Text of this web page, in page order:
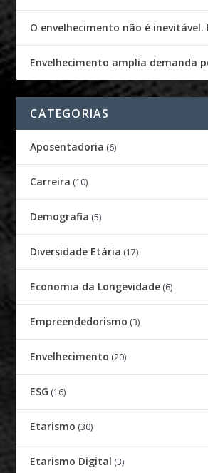
O envelhecimento não é inevitável.
Envelhecimento amplia demanda
CATEGORIAS
Aposentadoria (6)
Carreira (10)
Demografia (5)
Diversidade Etária (17)
Economia da Longevidade (6)
Empreendedorismo (3)
Envelhecimento (20)
ESG (16)
Etarismo (30)
Etarismo Digital (3)